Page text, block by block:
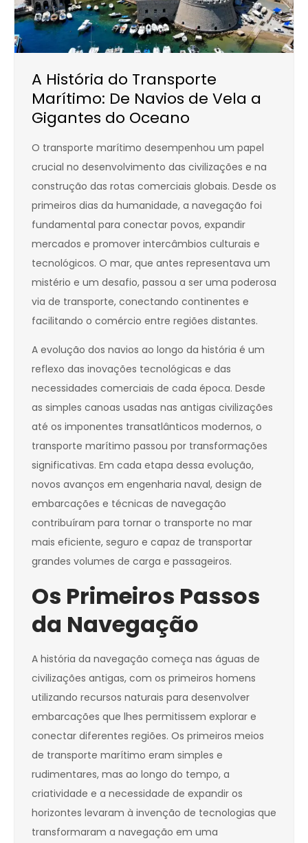
A História do Transporte
Marítimo: De Navios de Vela a
Gigantes do Oceano
O transporte marítimo desempenhou um papel
crucial no desenvolvimento das civilizações e na
construção das rotas comerciais globais. Desde os
primeiros dias da humanidade, a navegação foi
fundamental para conectar povos, expandir
mercados e promover intercâmbios culturais e
tecnológicos. O mar, que antes representava um
mistério e um desafio, passou a ser uma poderosa
via de transporte, conectando continentes e
facilitando o comércio entre regiões distantes.
A evolução dos navios ao longo da história é um
reflexo das inovações tecnológicas e das
necessidades comerciais de cada época. Desde
as simples canoas usadas nas antigas civilizações
até os imponentes transatlânticos modernos, o
transporte marítimo passou por transformações
significativas. Em cada etapa dessa evolução,
novos avanços em engenharia naval, design de
embarcações e técnicas de navegação
contribuíram para tornar o transporte no mar
mais eficiente, seguro e capaz de transportar
grandes volumes de carga e passageiros.
Os Primeiros Passos
da Navegação
A história da navegação começa nas águas de
civilizações antigas, com os primeiros homens
utilizando recursos naturais para desenvolver
embarcações que lhes permitissem explorar e
conectar diferentes regiões. Os primeiros meios
de transporte marítimo eram simples e
rudimentares, mas ao longo do tempo, a
criatividade e a necessidade de expandir os
horizontes levaram à invenção de tecnologias que
transformaram a navegação em uma